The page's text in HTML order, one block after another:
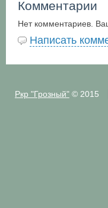
Комментарии
Нет комментариев.
Написать
Ркр "Грозный"© 2015